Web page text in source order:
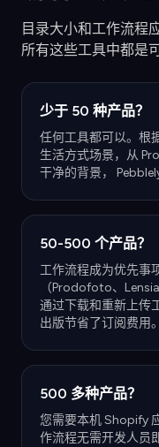
目录大小和工作流程
所有这些工具中都是
少于 50 种产品？
任何工具都可以。根
生活方式场景，从
干净的背景，
50-500 个产品？
工作流程成为优先事
（Prodofoto、
通过下载和重新上传
出版节省了订阅费用。
500 多种产品？
您需要本机 Shopify
作流程无需开发人员